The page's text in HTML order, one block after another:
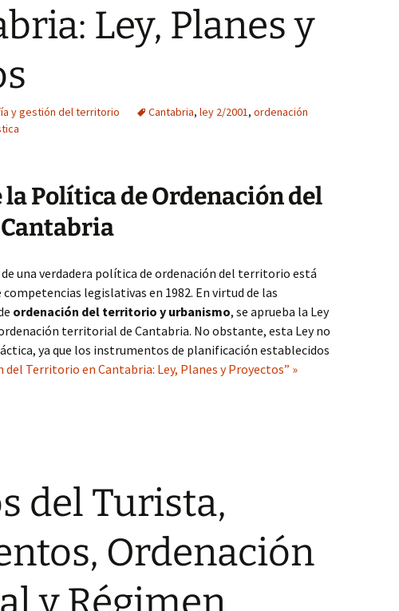
Ley, Planes y
y gestión del territorio Cantabria, ley 2/2001, ordenación
Política de Ordenación del
una verdadera política de ordenación del territorio está
legislativas en 1982. En virtud de las
ordenación del territorio y urbanismo, se aprueba la Ley
territorial de Cantabria. No obstante, esta Ley no
ya que los instrumentos de planificación establecidos
del Territorio en Cantabria: Ley, Planes y Proyectos” »
del Turista,
Ordenación